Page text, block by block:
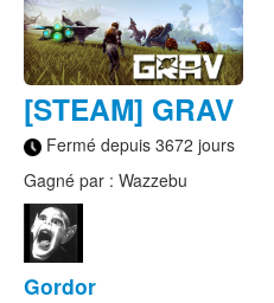
[STEAM] GRAV
Fermé depuis 3672 jours
Gagné par : Wazzebu
Gordor